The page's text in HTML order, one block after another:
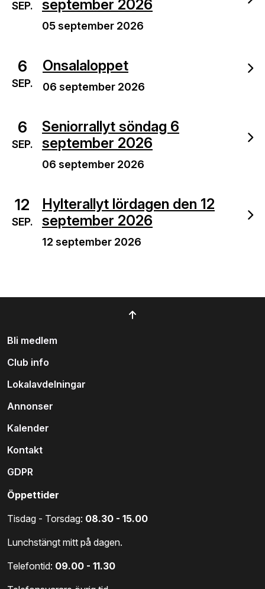
SEP.
september 2026
05 september 2026
6
SEP.
Onsalaloppet
06 september 2026
6
SEP.
Seniorrallyt söndag 6
september 2026
06 september 2026
12
SEP.
Hylterallyt lördagen den 12
september 2026
12 september 2026
Bli medlem
Club info
Lokalavdelningar
Annonser
Kalender
Kontakt
GDPR
Öppettider
Tisdag - Torsdag: 08.30 - 15.00
Lunchstängt mitt på dagen.
Telefontid: 09.00 - 11.30